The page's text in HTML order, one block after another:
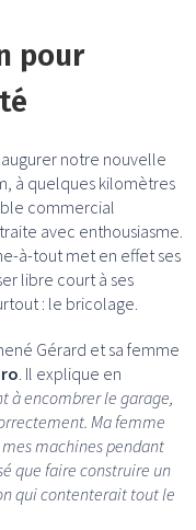
pour
notre nouvelle
à quelques kilomètres
commercial
avec enthousiasme.
à-tout met en effet ses
libre court à ses
: le bricolage.
Gérard et sa femme
. Il explique en
à encombrer le garage,
Ma femme
machines pendant
que faire construire un
qui contenterait tout le